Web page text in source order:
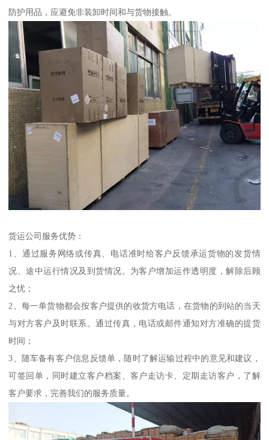
防护用品，应避免非装卸时间和与货物接触。
货运公司服务优势：
1、通过服务网络或传真、电话准时给客户反馈承运货物的发货情
况、途中运行情况及到货情况。为客户增加运作透明度，解除后顾
之忧；
2、每一单货物都会按客户提供的收货方电话，在货物的到站的当天
与对方客户及时联系。通过传真，电话或邮件通知对方准确的提货
时间；
3、随车备有客户信息反馈单，随时了解运输过程中的意见和建议，
可签回单，同时建立客户档案、客户走访卡、定期走访客户，了解
客户要求，完善我们的服务质量。